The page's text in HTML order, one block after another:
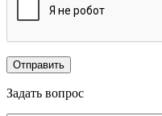
Задать вопрос